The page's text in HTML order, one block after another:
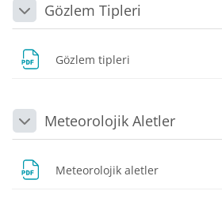
DaraltGözlem Tipleri
Gözlem tipleri
DaraltMeteorolojik Aletler
Meteorolojik aletler